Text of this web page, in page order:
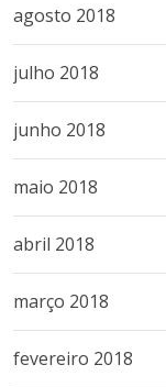
agosto 2018
julho 2018
junho 2018
maio 2018
abril 2018
março 2018
fevereiro 2018